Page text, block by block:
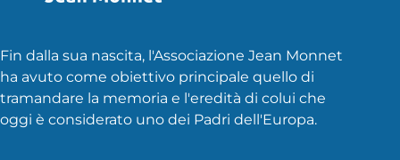
Fin dalla sua nascita, l'Associazione Jean Monnet
ha avuto come obiettivo principale quello di
tramandare la memoria e l'eredità di colui che
oggi è considerato uno dei Padri dell'Europa.